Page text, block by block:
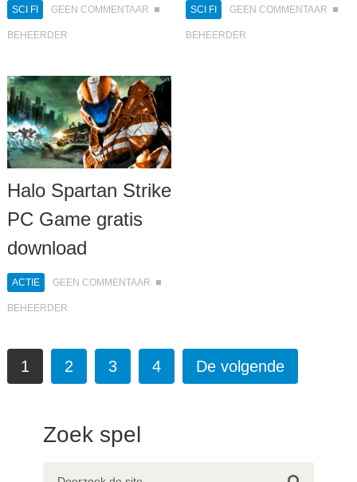
SCI FI GEEN COMMENTAAR
BEHEERDER
SCI FI GEEN COMMENTAAR
BEHEERDER
Halo Spartan Strike
PC Game gratis
download
ACTIE GEEN COMMENTAAR
BEHEERDER
1 2 3 4 De volgende
Zoek spel